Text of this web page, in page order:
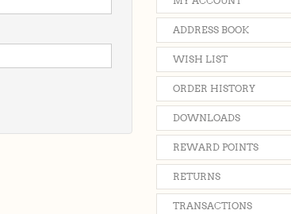
ADDRESS BOOK
WISH LIST
ORDER HISTORY
DOWNLOADS
REWARD POINTS
RETURNS
TRANSACTIONS